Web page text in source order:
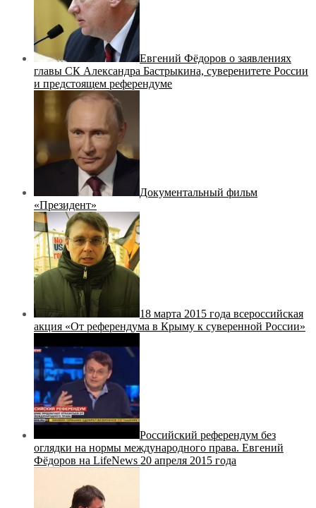
Евгений Фёдоров о заявлениях
главы СК Александра Бастрыкина, суверенитете России
и предстоящем референдуме
Документальный фильм
«Президент»
18 марта 2015 года всероссийская
акция «От референдума в Крыму к суверенной России»
Российский референдум без
оглядки на нормы международного права. Евгений
Фёдоров на LifeNews 20 апреля 2015 года